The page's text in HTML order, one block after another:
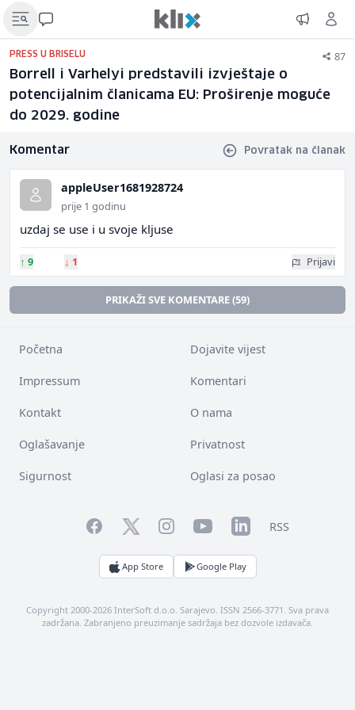
PRESS U BRISELU 87
Borrell i Varhelyi predstavili izvještaje o
potencijalnim članicama EU: Proširenje moguće
do 2029. godine
Komentar Povratak na članak
appleUser1681928724
prije 1 godinu
uzdaj se use i u svoje kljuse
↑ 9 ↓ 1 Prijavi
PRIKAŽI SVE KOMENTARE (59)
Početna Dojavite vijest
Impressum Komentari
Kontakt O nama
Oglašavanje Privatnost
Sigurnost Oglasi za posao
FacebookTwitterInstagramYouTubeLinkedInRSS
App Store Google Play
Copyright 2000-2026 InterSoft d.o.o. Sarajevo. ISSN 2566-3771. Sva prava
zadržana. Zabranjeno preuzimanje sadržaja bez dozvole izdavača.